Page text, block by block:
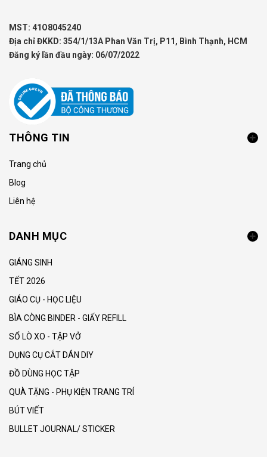
MST: 41O8045240
Địa chỉ ĐKKD: 354/1/13A Phan Văn Trị, P11, Bình Thạnh, HCM
Đăng ký lần đầu ngày: 06/07/2022
THÔNG TIN
Trang chủ
Blog
Liên hệ
DANH MỤC
GIÁNG SINH
TẾT 2026
GIÁO CỤ - HỌC LIỆU
BÌA CÒNG BINDER - GIẤY REFILL
SỔ LÒ XO - TẬP VỞ
DỤNG CỤ CẮT DÁN DIY
ĐỒ DÙNG HỌC TẬP
QUÀ TẶNG - PHỤ KIỆN TRANG TRÍ
BÚT VIẾT
BULLET JOURNAL/ STICKER